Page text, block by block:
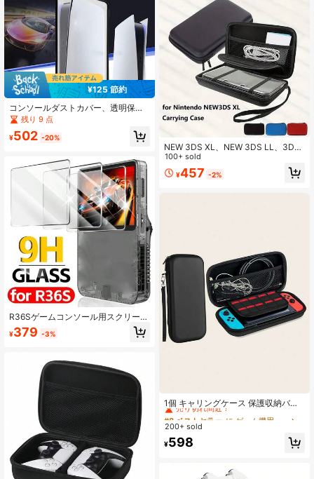
¥125 節約
コンソールダストカバー、透明保護
ケース、ダストバッグ、ディスクと
デジタル版に対応、ブラック/ホワイ
ト
残り 9 点
¥502 -20%
R36Sゲームコンソール用スクリーン
プロテクター 強化ガラス保護 R36S
R35S RGB20S対応 傷防止ガラスフ
¥379 -3%
NEW 3DS XL、NEW 3DS LL、3DS
XL、3DS LLコンソール用ポータブ
ルケース収納ボックス
100+ sold
¥457 -2%
1個 キャリングケース 保護収納バッ
グ、EVA ハードシェル
売り切れ間近！
#8 ベストセラー
売り切れ間近！
#8 ベストセラー
売り切れ間近！
#8 ベストセラー
200+ sold
¥598